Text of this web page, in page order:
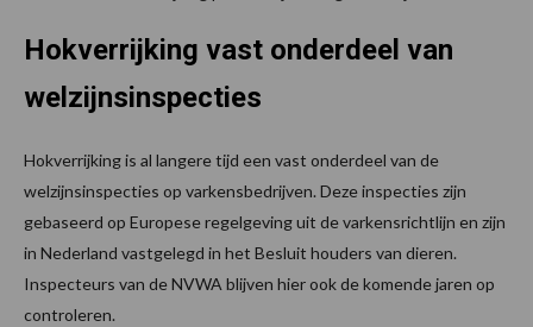
Hokverrijking vast onderdeel van
welzijnsinspecties
Hokverrijking is al langere tijd een vast onderdeel van de
welzijnsinspecties op varkensbedrijven. Deze inspecties zijn
gebaseerd op Europese regelgeving uit de varkensrichtlijn en zijn
in Nederland vastgelegd in het Besluit houders van dieren.
Inspecteurs van de NVWA blijven hier ook de komende jaren op
controleren.